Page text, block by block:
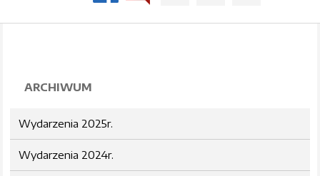
ARCHIWUM
Wydarzenia 2025r.
Wydarzenia 2024r.